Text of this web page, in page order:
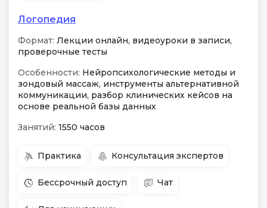
Логопедия
Формат: Лекции онлайн, видеоуроки в записи,
проверочные тесты
Особенности: Нейропсихологические методы и
зондовый массаж, инструменты альтернативной
коммуникации, разбор клинических кейсов на
основе реальной базы данных
Занятий: 1550 часов
Практика Консультация экспертов
Бессрочный доступ Чат